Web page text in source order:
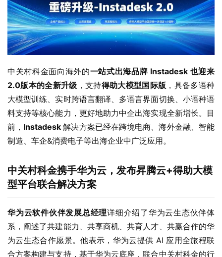
中关村科金面向海外的一站式出海品牌 Instadesk 也迎来
2.0版本的全新升级 ，支持得助大模型国际版 ，具备多语种
大模型训练、实时跨语言翻译、多语言界面切换、小语种语
料支持等核心能力，更好地助力中企出海实现全新增长。目
前， Instadesk 解决方案已经在跨境电商、海外金融、智能
制造、车企&消费电子等出海企业中广泛应用。
中关村科金携手华为云，发布昇腾云+得助大模
型平台联合解决方案
华为云软件伙伴发展总经理详细介绍了华为云生态伙伴体
系，阐述了共建能力、共享商机、共育人才、共赢合作的华
为云生态合作愿景。他表示，华为云提供 AI 应用全旅程联
合方案构建与支持，基于华为云底座，联合中关村科金的行